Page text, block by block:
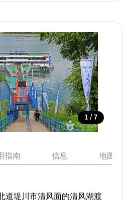
1 / 7
指南 信息 地图
道堤川市清风面的清风湖渡